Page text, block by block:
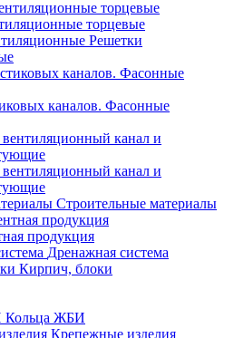
торцевые
Решетки
каналов. Фасонные
канал и
канал и
Строительные материалы
продукция
Дренажная система
Кирпич, блоки
Кольца ЖБИ
Крепежные изделия